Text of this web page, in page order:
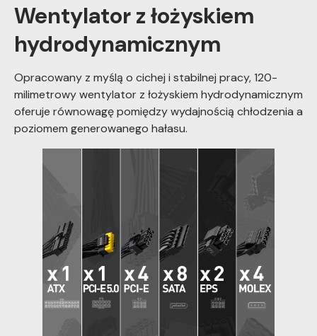
Wentylator z łożyskiem
hydrodynamicznym
Opracowany z myślą o cichej i stabilnej pracy, 120-
milimetrowy wentylator z łożyskiem hydrodynamicznym
oferuje równowagę pomiędzy wydajnością chłodzenia a
poziomem generowanego hałasu.